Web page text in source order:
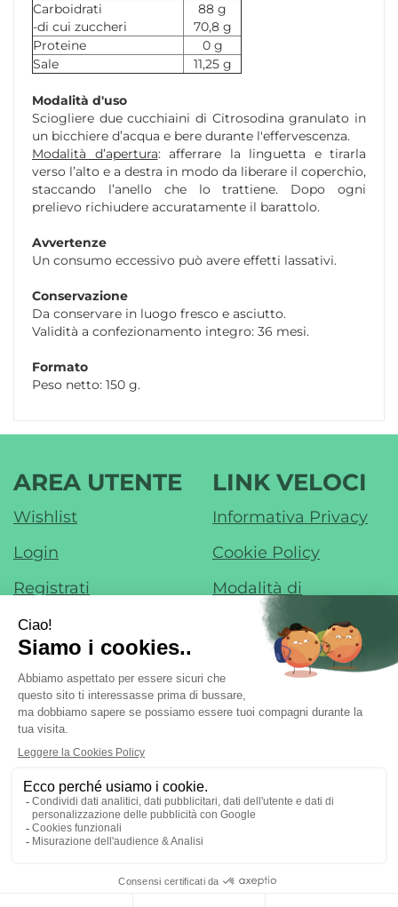
Carboidrati
-di cui zuccheri
88 g
70,8 g
Proteine
0 g
Sale
11,25 g
Modalità d'uso
Sciogliere due cucchiaini di Citrosodina granulato in
un bicchiere d’acqua e bere durante l'effervescenza.
Modalità d’apertura: afferrare la linguetta e tirarla
verso l’alto e a destra in modo da liberare il coperchio,
staccando l’anello che lo trattiene. Dopo ogni
prelievo richiudere accuratamente il barattolo.
Avvertenze
Un consumo eccessivo può avere effetti lassativi.
Conservazione
Da conservare in luogo fresco e asciutto.
Validità a confezionamento integro: 36 mesi.
Formato
Peso netto: 150 g.
AREA UTENTE
Wishlist
Login
Registrati
Contatti
Iscrizione alla
Newsletter
LINK VELOCI
Informativa Privacy
Cookie Policy
Modalità di
Pagamento
Modalità di
Spedizione e Ritiro
Condizioni di Vendita
Farmacia di Liscate sas - Dr. F. Nobile &
C.
- Via IV Novembre, 22 20060 Liscate (MI)
ordini@margheritafarmaweb.it